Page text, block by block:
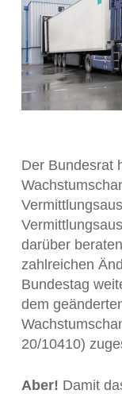
Der Bundesrat
darüber
zahlreichen
Bundestag
dem
20/10410)
Aber! Damit